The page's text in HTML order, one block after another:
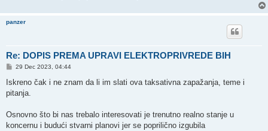
panzer
Re: DOPIS PREMA UPRAVI ELEKTROPRIVREDE BIH
P
s
29 Dec 2023, 04:44
Iskreno čak i ne znam da li im slati ova taksativna zapažanja, teme i
pitanja.
Osnovno što bi nas trebalo interesovati je trenutno realno stanje u
koncernu i budući stvarni planovi jer se poprilično izgubila